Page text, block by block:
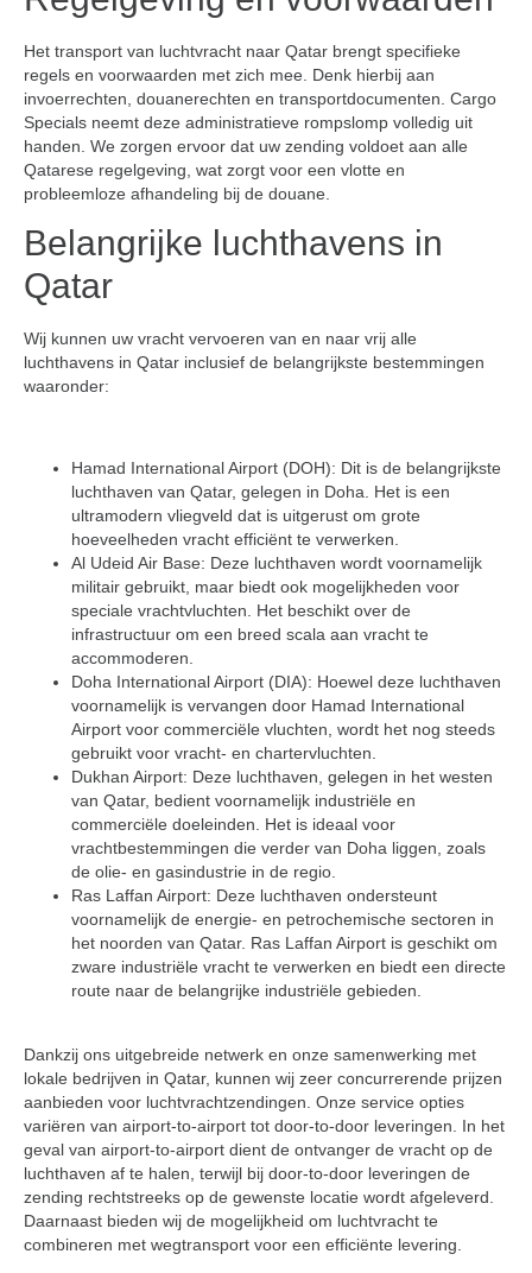
Het transport van luchtvracht naar Qatar brengt specifieke
regels en voorwaarden met zich mee. Denk hierbij aan
invoerrechten, douanerechten en transportdocumenten. Cargo
Specials neemt deze administratieve rompslomp volledig uit
handen. We zorgen ervoor dat uw zending voldoet aan alle
Qatarese regelgeving, wat zorgt voor een vlotte en
probleemloze afhandeling bij de douane.
Belangrijke luchthavens in
Qatar
Wij kunnen uw vracht vervoeren van en naar vrij alle
luchthavens in Qatar inclusief de belangrijkste bestemmingen
waaronder:
Hamad International Airport (DOH): Dit is de belangrijkste
luchthaven van Qatar, gelegen in Doha. Het is een
ultramodern vliegveld dat is uitgerust om grote
hoeveelheden vracht efficiënt te verwerken.
Al Udeid Air Base: Deze luchthaven wordt voornamelijk
militair gebruikt, maar biedt ook mogelijkheden voor
speciale vrachtvluchten. Het beschikt over de
infrastructuur om een breed scala aan vracht te
accommoderen.
Doha International Airport (DIA): Hoewel deze luchthaven
voornamelijk is vervangen door Hamad International
Airport voor commerciële vluchten, wordt het nog steeds
gebruikt voor vracht- en chartervluchten.
Dukhan Airport: Deze luchthaven, gelegen in het westen
van Qatar, bedient voornamelijk industriële en
commerciële doeleinden. Het is ideaal voor
vrachtbestemmingen die verder van Doha liggen, zoals
de olie- en gasindustrie in de regio.
Ras Laffan Airport: Deze luchthaven ondersteunt
voornamelijk de energie- en petrochemische sectoren in
het noorden van Qatar. Ras Laffan Airport is geschikt om
zware industriële vracht te verwerken en biedt een directe
route naar de belangrijke industriële gebieden.
Dankzij ons uitgebreide netwerk en onze samenwerking met
lokale bedrijven in Qatar, kunnen wij zeer concurrerende prijzen
aanbieden voor luchtvrachtzendingen. Onze service opties
variëren van airport-to-airport tot door-to-door leveringen. In het
geval van airport-to-airport dient de ontvanger de vracht op de
luchthaven af te halen, terwijl bij door-to-door leveringen de
zending rechtstreeks op de gewenste locatie wordt afgeleverd.
Daarnaast bieden wij de mogelijkheid om luchtvracht te
combineren met wegtransport voor een efficiënte levering.